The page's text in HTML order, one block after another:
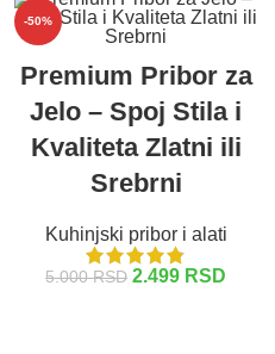
-50%
Premium Pribor za
Jelo – Spoj Stilа i
Kvaliteta Zlatni ili
Srebrni
Kuhinjski pribor i alati
5.000RSD 2.499 RSD